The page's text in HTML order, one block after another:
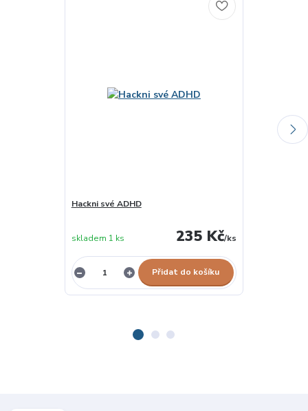
Hackni své ADHD
235 Kč/ks
skladem 1 ks
Přidat do košíku